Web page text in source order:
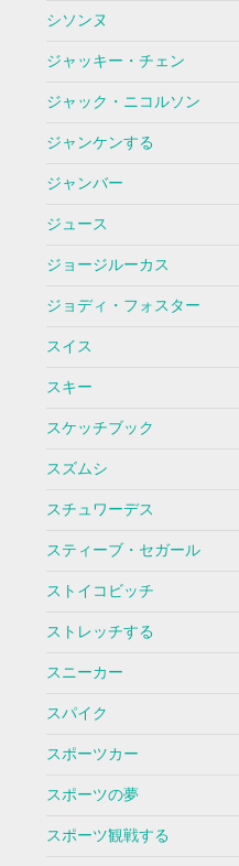
シソンヌ
ジャッキー・チェン
ジャック・ニコルソン
ジャンケンする
ジャンバー
ジュース
ジョージルーカス
ジョディ・フォスター
スイス
スキー
スケッチブック
スズムシ
スチュワーデス
スティーブ・セガール
ストイコビッチ
ストレッチする
スニーカー
スパイク
スポーツカー
スポーツの夢
スポーツ観戦する